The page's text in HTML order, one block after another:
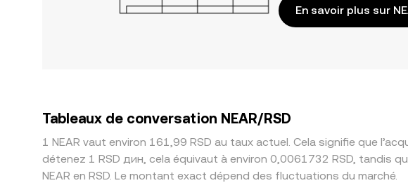
En savoir plus sur
Tableaux de conversation NEAR/RSD
1 NEAR vaut environ 161,99 RSD au taux actuel. Cela signifie que
détenez 1 RSD дин, cela équivaut à environ 0,0061732 RSD, tandis
NEAR en RSD. Le montant exact dépend des fluctuations du marché.